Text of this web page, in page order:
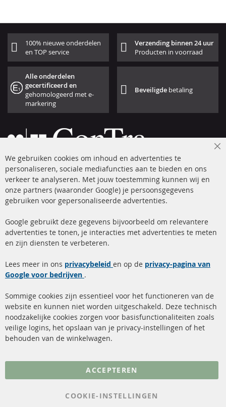
100% nieuwe onderdelen
en TOP service
Verzending binnen 24 uur
Producten in voorraad
Alle onderdelen
gecertificeerd en
gehomologeerd met e-
markering
Beveiligde betaling
+49 (0) 4533 799 00 0
ma-do: 09-17 u, vr Fr 09-16 u
info@contra-automotive.de
facebook
instagram
Snelle links
Roetfilter reiniging
Katalysator (KAT)
sensoren
FAQ
Kundenservice
Verzendingskosten
Contact
Annuleer contract
Gegevensbescherming
We gebruiken cookies om inhoud en advertenties te
personaliseren, sociale mediafuncties aan te bieden en ons
verkeer te analyseren. Met jouw toestemming kunnen wij en
onze partners (waaronder Google) je persoonsgegevens
gebruiken voor gepersonaliseerde advertenties.
Google gebruikt deze gegevens bijvoorbeeld om relevantere
advertenties te tonen, je interacties met advertenties te meten
en zijn diensten te verbeteren.
Lees meer in ons privacybeleid en op de privacy-pagina van
Google voor bedrijven .
Sommige cookies zijn essentieel voor het functioneren van de
website en kunnen niet worden uitgeschakeld. Deze technisch
noodzakelijke cookies zorgen voor basisfunctionaliteiten zoals
veilige logins, het opslaan van je privacy-instellingen of het
behouden van de winkelwagen.
ACCEPTEREN
COOKIE-INSTELLINGEN